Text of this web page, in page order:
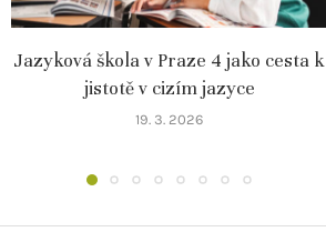
Jazyková škola v Praze 4 jako cesta k
jistotě v cizím jazyce
19. 3. 2026